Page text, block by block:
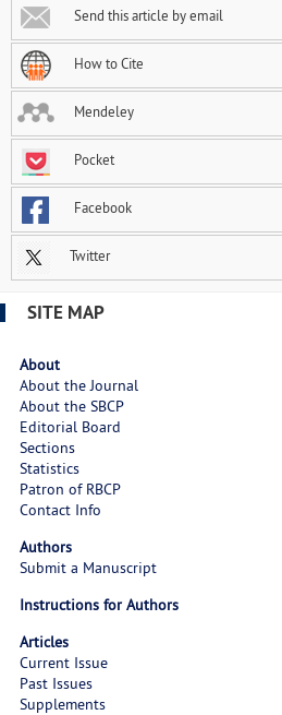
Send this article by email
How to Cite
Mendeley
Pocket
Facebook
Twitter
SITE MAP
About
About the Journal
About the SBCP
Editorial Board
Sections
Statistics
Patron of RBCP
Contact Info
Authors
Submit a Manuscript
Instructions for Authors
Articles
Current Issue
Past Issues
Supplements